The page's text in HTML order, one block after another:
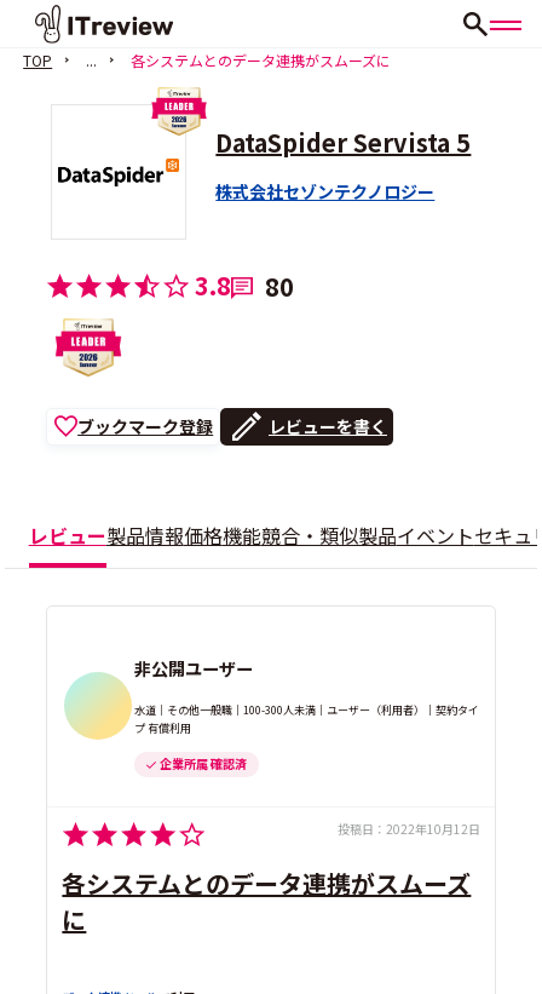
TOP ... 各システムとのデータ連携がスムーズに
DataSpider Servista 5
株式会社セゾンテクノロジー
3.8 80
ブックマーク登録 レビューを書く
レビュー製品情報価格機能競合・類似製品イベントセキュ
非公開ユーザー
水道｜その他一般職｜100-300人未満｜ユーザー（利用者）｜契約タイ
プ 有償利用
企業所属 確認済
投稿日： 2022年10月12日
各システムとのデータ連携がスムーズ
に